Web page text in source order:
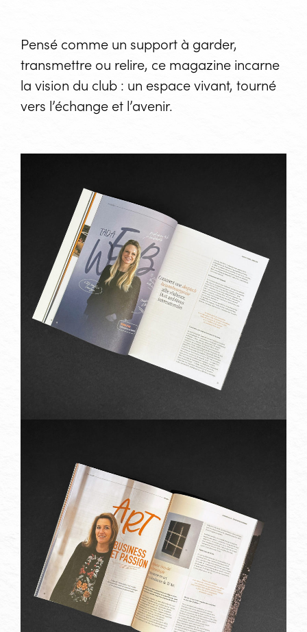
Pensé comme un support à garder,
transmettre ou relire, ce magazine incarne
la vision du club : un espace vivant, tourné
vers l’échange et l’avenir.